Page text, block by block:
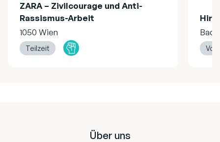
ZARA – Zivilcourage und Anti-
Rassismus-Arbeit
1050 Wien
Teilzeit
Bad
Über uns